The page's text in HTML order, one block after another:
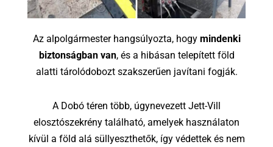
Az alpolgármester hangsúlyozta, hogy mindenki
biztonságban van, és a hibásan telepített föld
alatti tárolódobozt szakszerűen javítani fogják.
A Dobó téren több, úgynevezett Jett-Vill
elosztószekrény található, amelyek használaton
kívül a föld alá süllyeszthetők, így védettek és nem